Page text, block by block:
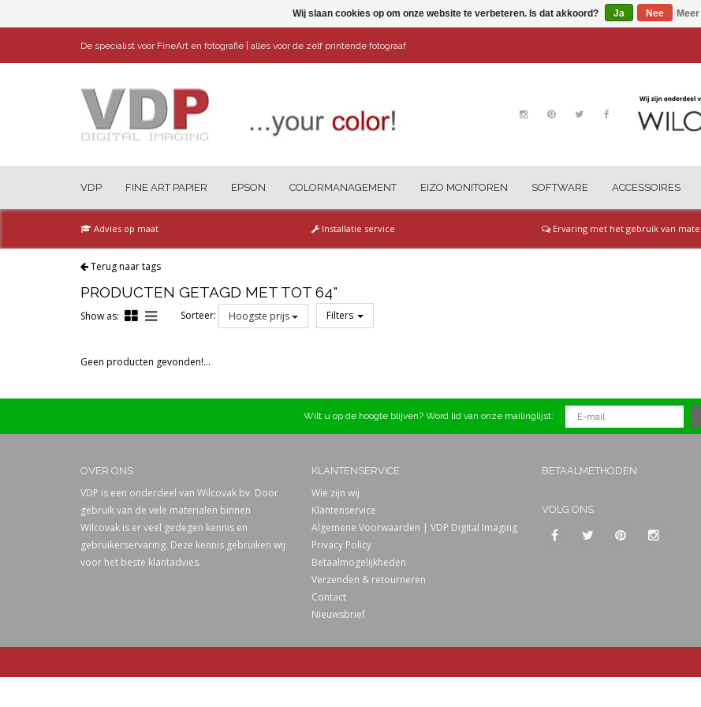
De specialist voor FineArt en fotografie | alles voor de zelf printende fotograaf
VDP FINE ART PAPIER EPSON COLORMANAGEMENT EIZO MONITOREN SOFTWARE ACCESSOIRES
Advies op maat Installatie service Ervaring met het gebruik van
Terug naar tags
PRODUCTEN GETAGD MET TOT 64"
Show as: Sorteer: Hoogste prijs Filters
Prijs
Geen producten gevonden!...
Wilt u op de hoogte blijven? Word lid van onze mailinglijst:
OVER ONS
VDP is een onderdeel van Wilcovak bv. Door
gebruik van de vele materialen binnen
Wilcovak is er veel gedegen kennis en
gebruikerservaring. Deze kennis gebruiken wij
voor het beste klantadvies.
KLANTENSERVICE
Wie zijn wij
Klantenservice
Algemene Voorwaarden | VDP Digital Imaging
Privacy Policy
Betaalmogelijkheden
Verzenden & retourneren
Contact
Nieuwsbrief
BETAALMETHODEN
VOLG ONS
Wij slaan cookies op om onze website te verbeteren. Is dat akkoord? Ja Nee